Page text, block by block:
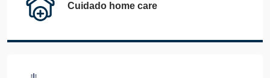
Cuidado home care